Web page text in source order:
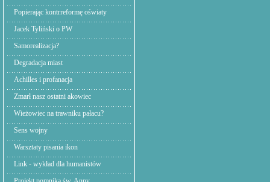
Popierając kontrreformę oświaty
Jacek Tyliński o PW
Samorealizacja?
Degradacja miast
Achilles i profanacja
Zmarł nasz ostatni akowiec
Wieżowiec na trawniku pałacu?
Sens wojny
Warsztaty pisania ikon
Link - wykład dla humanistów